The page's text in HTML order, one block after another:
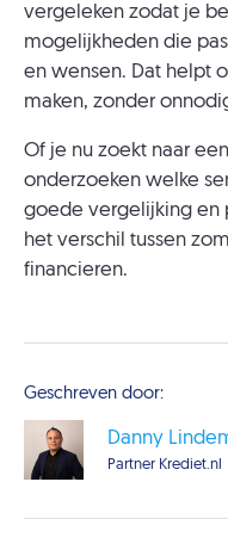
vergeleken zodat je
mogelijkheden die
en wensen. Dat helpt
maken, zonder
Of je nu zoekt naar
onderzoeken welke
goede vergelijking en
het verschil tussen
financieren.
Geschreven door:
Danny
Partner Krediet.nl